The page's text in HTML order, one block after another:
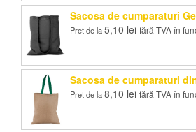
Sacosa de cumparaturi
Pret de la5,10 lei fără TVA în
Sacosa de cumparaturi
Pret de la8,10 lei fără TVA în